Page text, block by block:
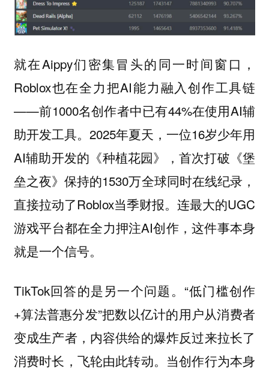
就在Aippy们密集冒头的同一时间窗口，
Roblox也在全力把AI能力融入创作工具链
——前1000名创作者中已有44%在使用AI辅
助开发工具。2025年夏天，一位16岁少年用
AI辅助开发的《种植花园》，首次打破《堡
垒之夜》保持的1530万全球同时在线纪录，
直接拉动了Roblox当季财报。连最大的UGC
游戏平台都在全力押注AI创作，这件事本身
就是一个信号。
TikTok回答的是另一个问题。“低门槛创作
+算法普惠分发”把数以亿计的用户从消费者
变成生产者，内容供给的爆炸反过来拉长了
消费时长，飞轮由此转动。当创作行为本身